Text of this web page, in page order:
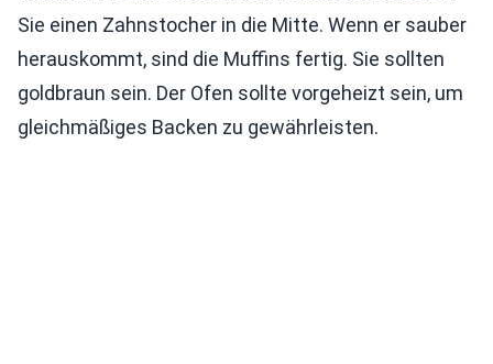
Sie einen Zahnstocher in die Mitte. Wenn er sauber
herauskommt, sind die Muffins fertig. Sie sollten
goldbraun sein. Der Ofen sollte vorgeheizt sein, um
gleichmäßiges Backen zu gewährleisten.